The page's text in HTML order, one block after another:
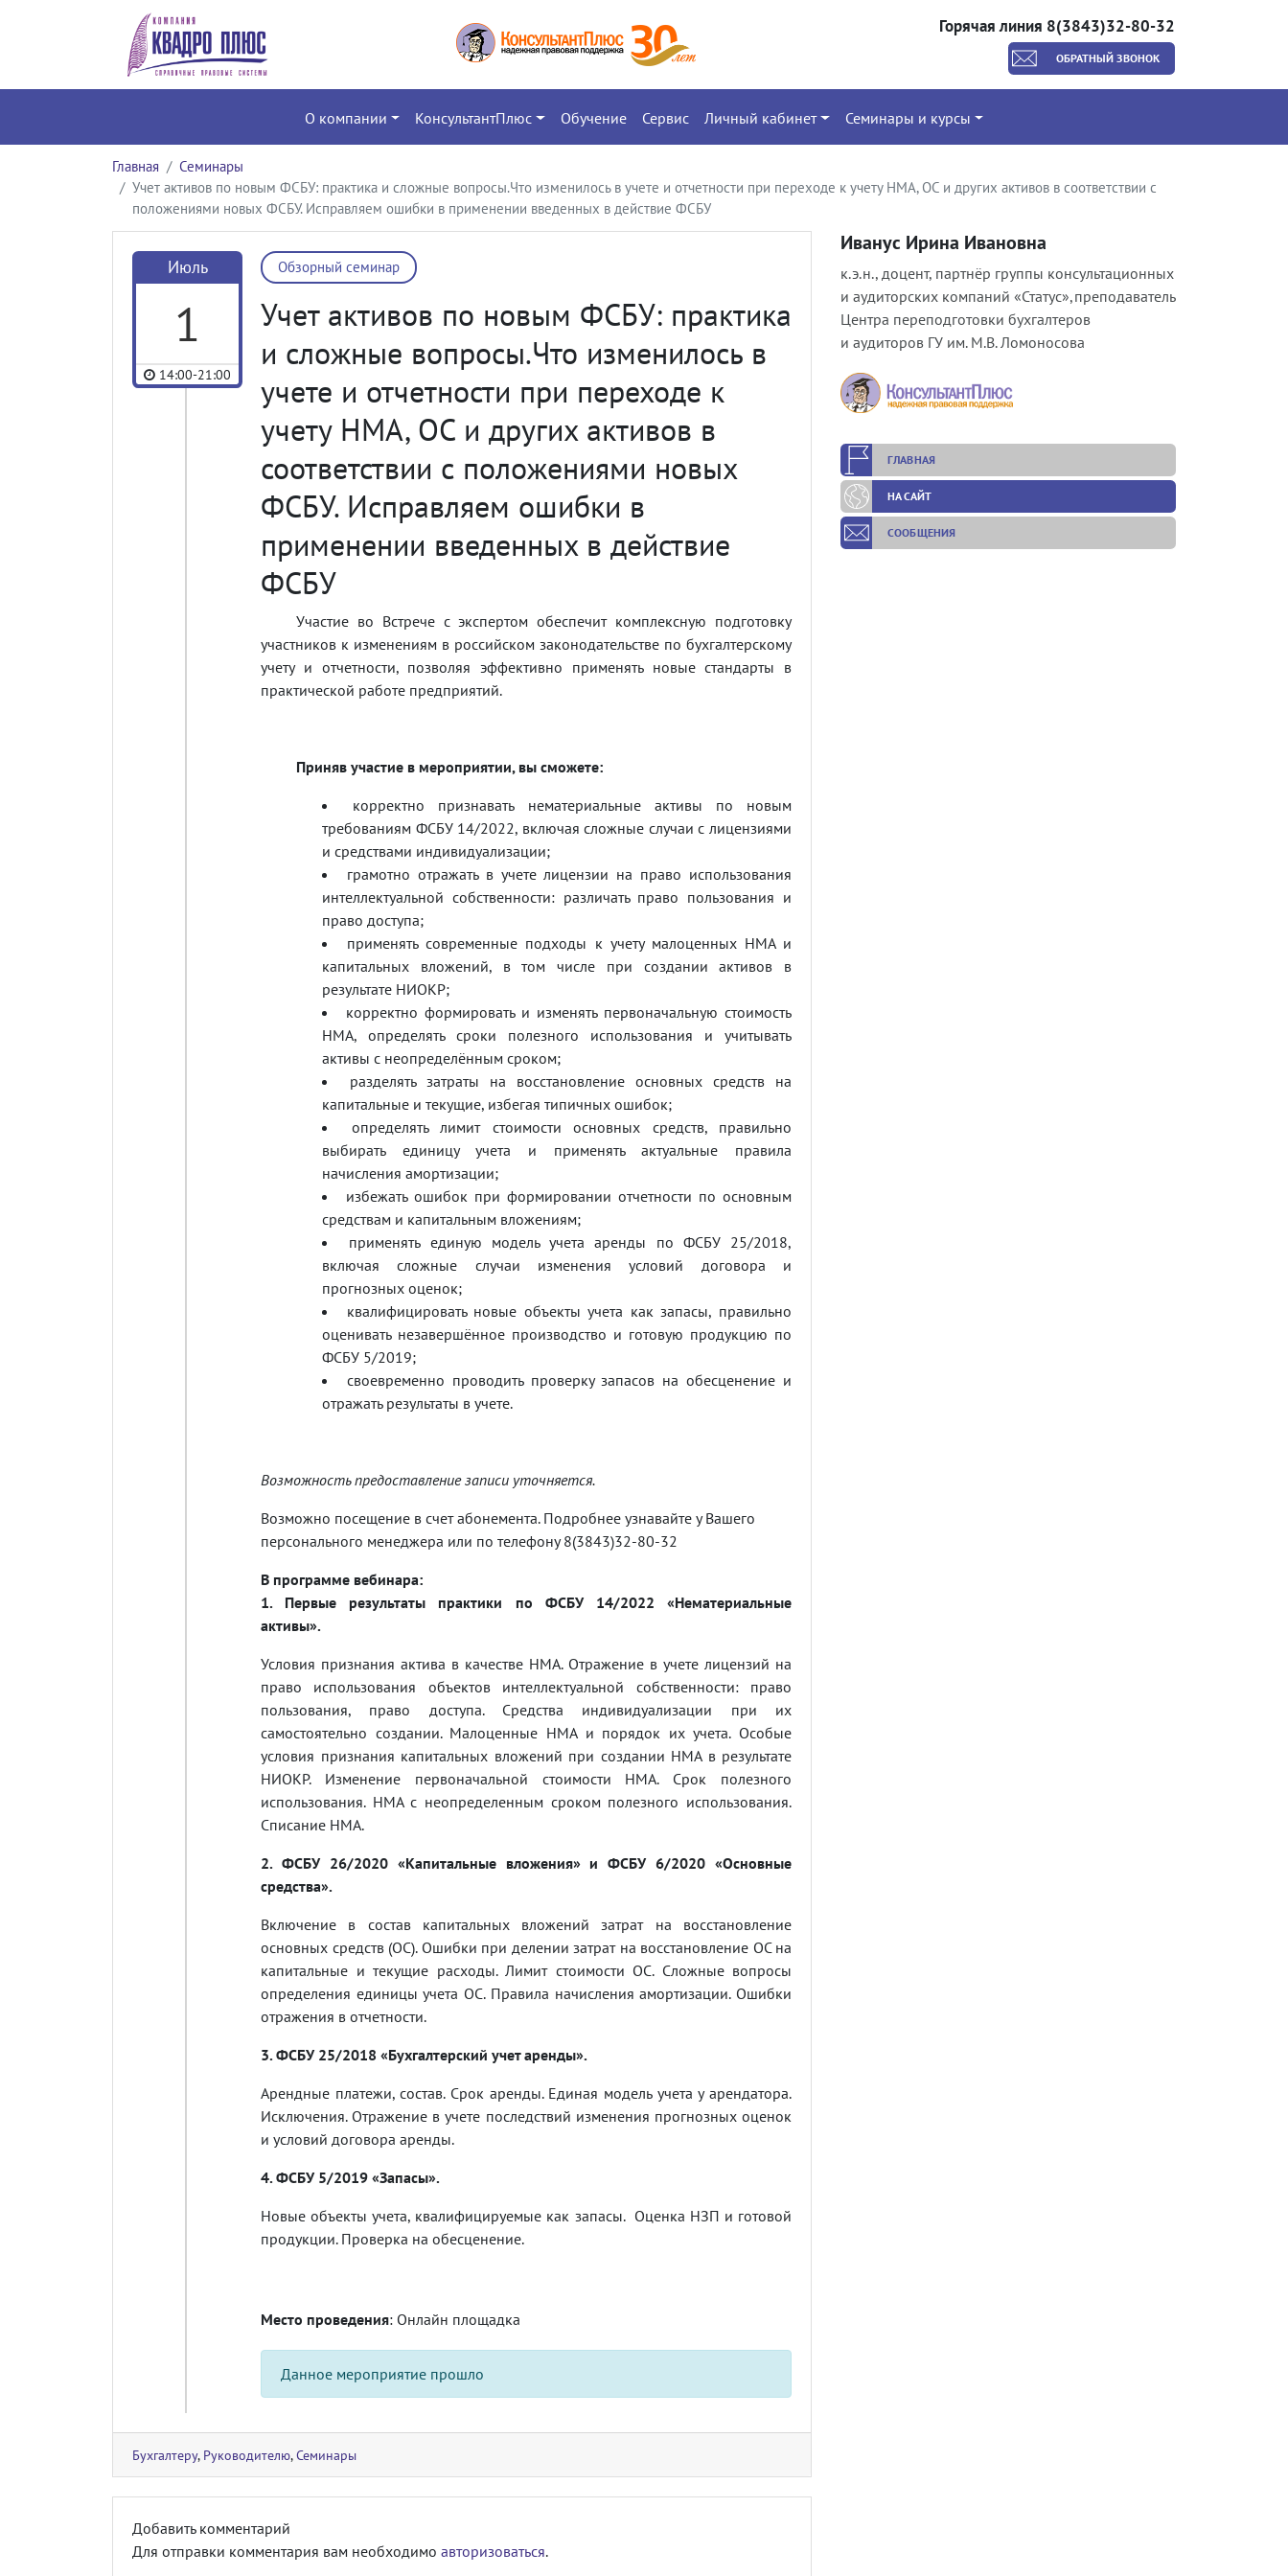
Горячая линия 8(3843)32-80-32
ОБРАТНЫЙ ЗВОНОК
О компании КонсультантПлюс Обучение Сервис Личный кабинет Семинары и курсы
Главная
Семинары
Учет активов по новым ФСБУ: практика и сложные вопросы.Что изменилось в учете и отчетности при переходе к учету НМА, ОС и других активов в соответствии с
положениями новых ФСБУ. Исправляем ошибки в применении введенных в действие ФСБУ
Июль
1
14:00-21:00
Обзорный семинар
Учет активов по новым ФСБУ: практика
и сложные вопросы.Что изменилось в
учете и отчетности при переходе к
учету НМА, ОС и других активов в
соответствии с положениями новых
ФСБУ. Исправляем ошибки в
применении введенных в действие
ФСБУ
Участие во Встрече с экспертом обеспечит комплексную подготовку
участников к изменениям в российском законодательстве по бухгалтерскому
учету и отчетности, позволяя эффективно применять новые стандарты в
практической работе предприятий.
Приняв участие в мероприятии, вы сможете:
корректно признавать нематериальные активы по новым
требованиям ФСБУ 14/2022, включая сложные случаи с лицензиями
и средствами индивидуализации;
грамотно отражать в учете лицензии на право использования
интеллектуальной собственности: различать право пользования и
право доступа;
применять современные подходы к учету малоценных НМА и
капитальных вложений, в том числе при создании активов в
результате НИОКР;
корректно формировать и изменять первоначальную стоимость
НМА, определять сроки полезного использования и учитывать
активы с неопределённым сроком;
разделять затраты на восстановление основных средств на
капитальные и текущие, избегая типичных ошибок;
определять лимит стоимости основных средств, правильно
выбирать единицу учета и применять актуальные правила
начисления амортизации;
избежать ошибок при формировании отчетности по основным
средствам и капитальным вложениям;
применять единую модель учета аренды по ФСБУ 25/2018,
включая сложные случаи изменения условий договора и
прогнозных оценок;
квалифицировать новые объекты учета как запасы, правильно
оценивать незавершённое производство и готовую продукцию по
ФСБУ 5/2019;
своевременно проводить проверку запасов на обесценение и
отражать результаты в учете.
Возможность предоставление записи уточняется.
Возможно посещение в счет абонемента. Подробнее узнавайте у Вашего
персонального менеджера или по телефону 8(3843)32-80-32
В программе вебинара:
1. Первые результаты практики по ФСБУ 14/2022 «Нематериальные
активы».
Условия признания актива в качестве НМА. Отражение в учете лицензий на
право использования объектов интеллектуальной собственности: право
пользования, право доступа. Средства индивидуализации при их
самостоятельно создании. Малоценные НМА и порядок их учета. Особые
условия признания капитальных вложений при создании НМА в результате
НИОКР. Изменение первоначальной стоимости НМА. Срок полезного
использования. НМА с неопределенным сроком полезного использования.
Списание НМА.
2. ФСБУ 26/2020 «Капитальные вложения» и ФСБУ 6/2020 «Основные
средства».
Включение в состав капитальных вложений затрат на восстановление
основных средств (ОС). Ошибки при делении затрат на восстановление ОС на
капитальные и текущие расходы. Лимит стоимости ОС. Сложные вопросы
определения единицы учета ОС. Правила начисления амортизации. Ошибки
отражения в отчетности.
3. ФСБУ 25/2018 «Бухгалтерский учет аренды».
Арендные платежи, состав. Срок аренды. Единая модель учета у арендатора.
Исключения. Отражение в учете последствий изменения прогнозных оценок
и условий договора аренды.
4. ФСБУ 5/2019 «Запасы».
Новые объекты учета, квалифицируемые как запасы. Оценка НЗП и готовой
продукции. Проверка на обесценение.
Место проведения: Онлайн площадка
Данное мероприятие прошло
Бухгалтеру, Руководителю,Семинары
Добавить комментарий
Для отправки комментария вам необходимо авторизоваться.
Иванус Ирина Ивановна
к.э.н., доцент, партнёр группы консультационных
и аудиторских компаний «Статус»,преподаватель
Центра переподготовки бухгалтеров
и аудиторов ГУ им. М.В. Ломоносова
ГЛАВНАЯ
НА САЙТ
СООБЩЕНИЯ